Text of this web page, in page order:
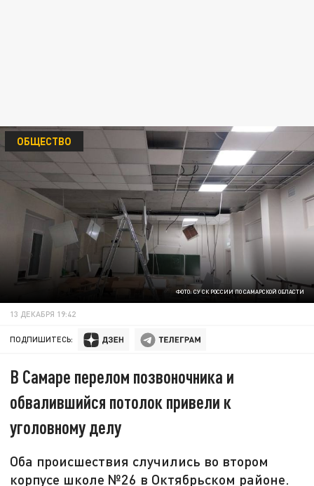
ФОТО: СУ СК РОССИИ ПО САМАРСКОЙ ОБЛАСТИ
ОБЩЕСТВО
13 ДЕКАБРЯ 19:42
ПОДПИШИТЕСЬ:
В Самаре перелом позвоночника и
обвалившийся потолок привели к
уголовному делу
Оба происшествия случились во втором
корпусе школе №26 в Октябрьском районе.